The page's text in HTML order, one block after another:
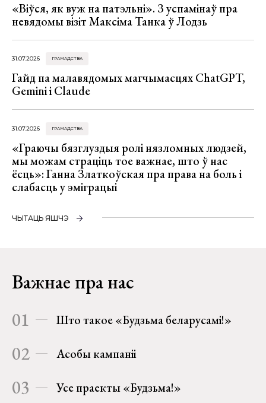
«Віўся, як вуж на патэльні». З успамінаў пра
невядомы візіт Максіма Танка ў Лодзь
31.07.2026 ГРАМАДСТВА
Гайд па малавядомых магчымасцях ChatGPT,
Gemini і Claude
31.07.2026 ГРАМАДСТВА
«Граючы бязглуздыя ролі нязломных людзей,
мы можам страціць тое важнае, што ў нас
ёсць»: Ганна Златкоўская пра права на боль і
слабасць у эміграцыі
ЧЫТАЦЬ ЯШЧЭ
Важнае пра нас
01 Што такое «Будзьма беларусамі!»
02 Асобы кампаніі
03 Усе праекты «Будзьма!»